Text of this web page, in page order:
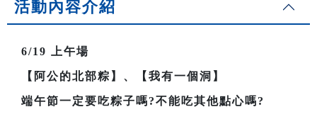
活動內容介紹
6/19 上午場
【阿公的北部粽】、【我有一個洞】
端午節一定要吃粽子嗎?不能吃其他點心嗎?